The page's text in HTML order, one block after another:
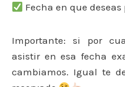
Fecha en que
Importante: si por
asistir en esa fecha
cambiamos. Igual te